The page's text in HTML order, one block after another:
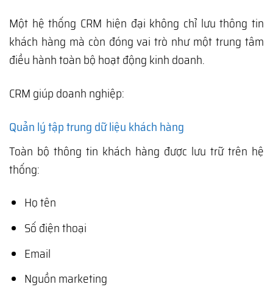
Một hệ thống CRM hiện đại không chỉ lưu thông tin
khách hàng mà còn đóng vai trò như một trung tâm
điều hành toàn bộ hoạt động kinh doanh.
CRM giúp doanh nghiệp:
Quản lý tập trung dữ liệu khách hàng
Toàn bộ thông tin khách hàng được lưu trữ trên hệ
thống:
Họ tên
Số điện thoại
Email
Nguồn marketing